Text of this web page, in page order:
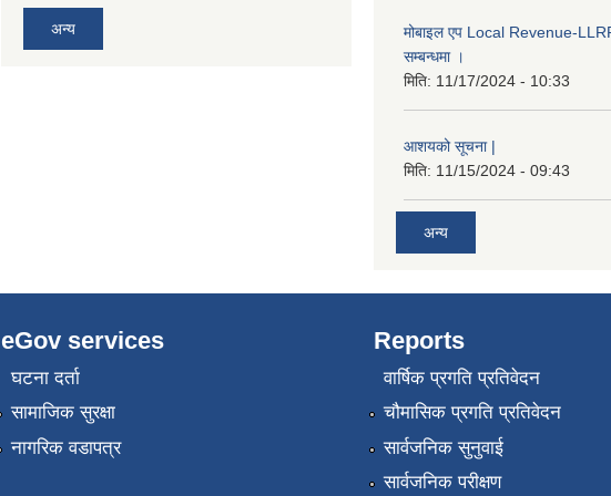
अन्य
मोबाइल एप Local Revenue-
सम्बन्धमा ।
मिति: 11/17/2024 - 10:33
आशयको सूचना |
मिति: 11/15/2024 - 09:43
अन्य
eGov services
घटना दर्ता
सामाजिक सुरक्षा
नागरिक वडापत्र
Reports
वार्षिक प्रगति प्रतिवेदन
चौमासिक प्रगति प्रतिवेदन
सार्वजनिक सुनुवाई
सार्वजनिक परीक्षण